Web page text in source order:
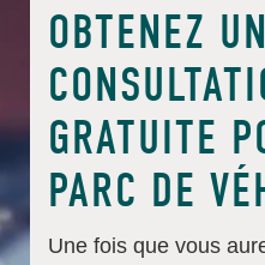
OBTENEZ
GRATUITE
PARC DE
Une fois que vous